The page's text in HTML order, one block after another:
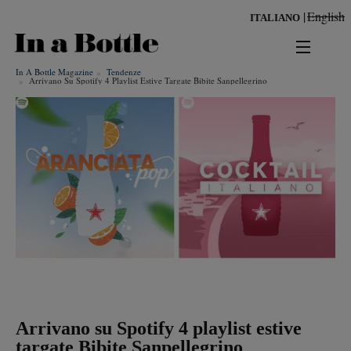
contenuto
ITALIANO English
Risultati per
ambiente
In A Bottle Magazine Tendenze
Arrivano Su Spotify 4 Playlist Estive Targate Bibite Sanpellegrino
Arrivano su Spotify 4 playlist estive
targate Bibite Sanpellegrino